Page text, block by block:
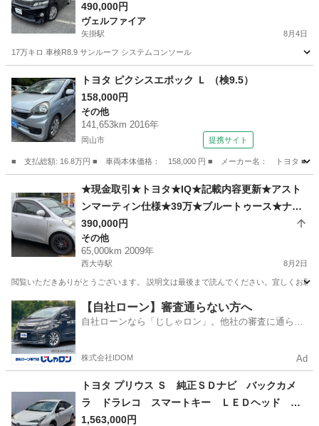
490,000円
ヴェルファイア
矢掛駅 8月4日
17万キロ 車検R8.9 サンルーフ システムコンソール
矢掛駅 ヴェルファイア サンルーフ
トヨタ ピクシスエポック Ｌ （検9.5）
158,000円
その他
141,653km 2016年
岡山市 提携サイト
■ 支払総額: 16.8万円 ■ 車両本体価格： 158,000 円 ■ メーカー名： トヨタ
その他
★現金取引★トヨタ★IQ★記載内容更新★アスト
ンマーティン仕様★39万★ブルートゥース★ナビ
★バックカメラ★２１年式★65000km走行★車検
令和10年7月まで★
390,000円
その他
65,000km 2009年
西大寺駅 8月2日
閲覧いただきありがとうございます。 説明文は最後まで読んでください。宜しく
岡山 岡山市 西大寺駅 その他 アストンマーティン
【自社ローン】審査通らない方へ
自社ローンなら「じしゃロン」。他社の審査に通らな
株式会社IDOM Ad
トヨタ プリウス Ｓ 純正ＳＤナビ バックカメ
ラ ドラレコ スマートキー ＬＥＤヘッド ビ
ルトインＥＴＣ 純正１５インチアルミ オート
1,563,000円